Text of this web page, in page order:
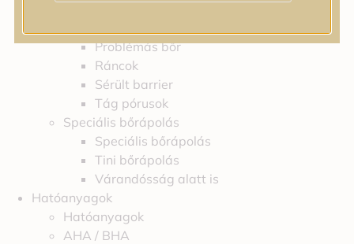
Problémás bőr
Ráncok
Sérült barrier
Tág pórusok
Speciális bőrápolás
Speciális bőrápolás
Tini bőrápolás
Várandósság alatt is
Hatóanyagok
Hatóanyagok
AHA / BHA